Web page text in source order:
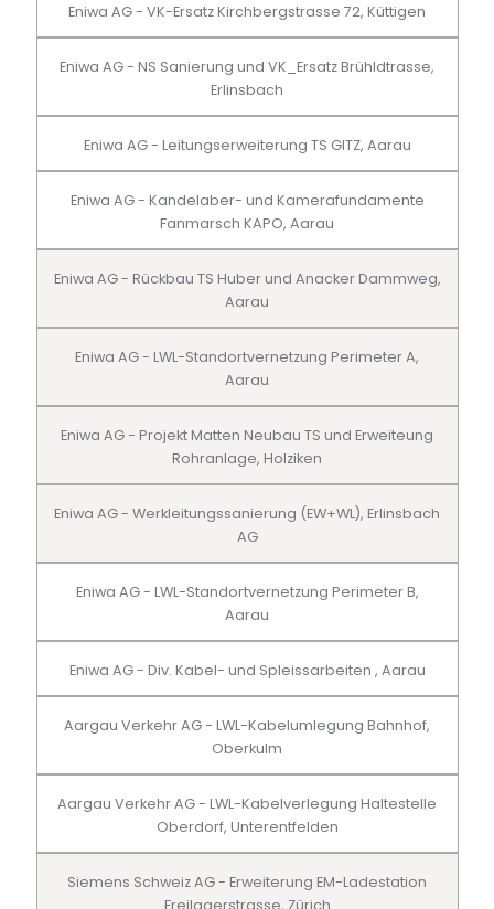
Eniwa AG - VK-Ersatz Kirchbergstrasse 72, Küttigen
Eniwa AG - NS Sanierung und VK_Ersatz Brühldtrasse,
Erlinsbach
Eniwa AG - Leitungserweiterung TS GITZ, Aarau
Eniwa AG - Kandelaber- und Kamerafundamente
Fanmarsch KAPO, Aarau
Eniwa AG - Rückbau TS Huber und Anacker Dammweg,
Aarau
Eniwa AG - LWL-Standortvernetzung Perimeter A,
Aarau
Eniwa AG - Projekt Matten Neubau TS und Erweiteung
Rohranlage, Holziken
Eniwa AG - Werkleitungssanierung (EW+WL), Erlinsbach
AG
Eniwa AG - LWL-Standortvernetzung Perimeter B,
Aarau
Eniwa AG - Div. Kabel- und Spleissarbeiten , Aarau
Aargau Verkehr AG - LWL-Kabelumlegung Bahnhof,
Oberkulm
Aargau Verkehr AG - LWL-Kabelverlegung Haltestelle
Oberdorf, Unterentfelden
Siemens Schweiz AG - Erweiterung EM-Ladestation
Freilagerstrasse, Zürich